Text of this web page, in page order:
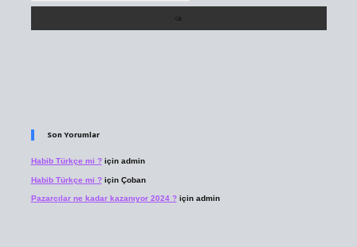
Son Yorumlar
Habib Türkçe mi ?için admin
Habib Türkçe mi ?için Çoban
Pazarcılar ne kadar kazanıyor 2024 ?için admin